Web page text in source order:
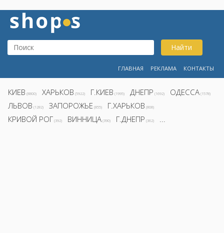
Найти
ГЛАВНАЯ РЕКЛАМА КОНТАКТЫ
КИЕВ (8800) ХАРЬКОВ (5922) Г.КИЕВ (1995) ДНЕПР (1692) ОДЕССА (1578)
ЛЬВОВ (1282) ЗАПОРОЖЬЕ (855) Г.ХАРЬКОВ (808)
КРИВОЙ РОГ (392) ВИННИЦА (390) Г.ДНЕПР (362) ...